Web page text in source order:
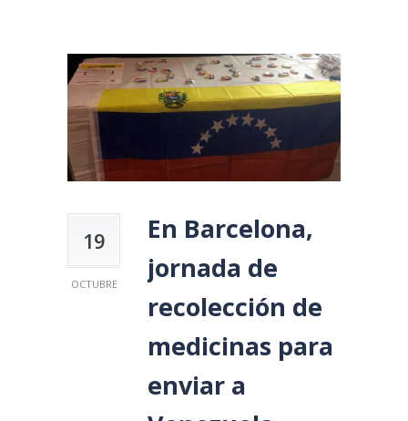
19
OCTUBRE
En Barcelona,
jornada de
recolección de
medicinas para
enviar a